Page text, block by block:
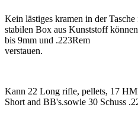
Kein lästiges kramen in der
stabilen Box aus Kunststoff
bis 9mm und .223Rem
verstauen.
Kann 22 Long rifle, pellets, 17
Short and BB's.sowie 30 Schuss